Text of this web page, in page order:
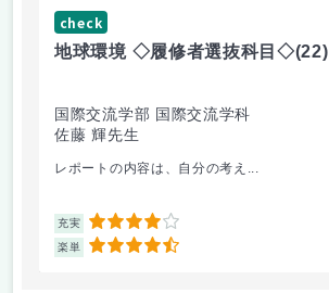
check
地球環境 ◇履修者選抜科目◇(22)
国際交流学部 国際交流学科
佐藤 輝先生
レポートの内容は、自分の考え...
充実 4
楽単 4.5